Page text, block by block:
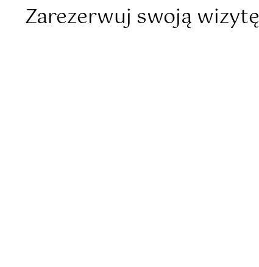
Zarezerwuj swoją wizytę